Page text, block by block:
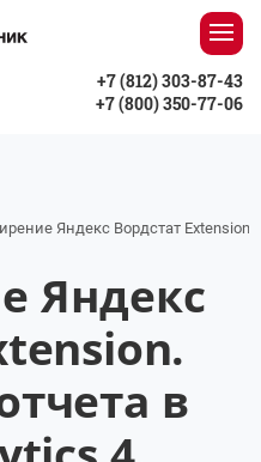
+7 (812) 303-87-43
+7 (800) 350-77-06
Яндекс Вордстат
Яндекс
в